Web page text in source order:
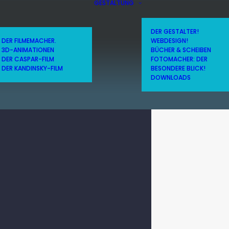
DER FILMEMACHER.
3D-ANIMATIONEN
DER CASPAR-FILM
DER KANDINSKY-FILM
GESTALTUNG
DER GESTALTER!
WEBDESIGN!
BÜCHER & SCHEIBEN
FOTOMACHER: DER
BESONDERE BLICK!
DOWNLOADS